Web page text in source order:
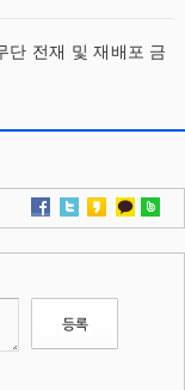
단 전재 및 재배포 금